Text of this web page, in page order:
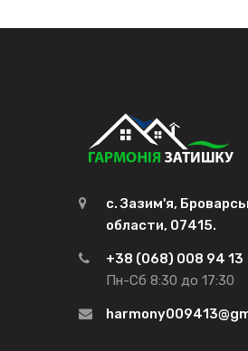
с. Зазим'я,
области, 07415.
+38 (068) 008 94 13
Пн-Сб 8:30 до 17:30